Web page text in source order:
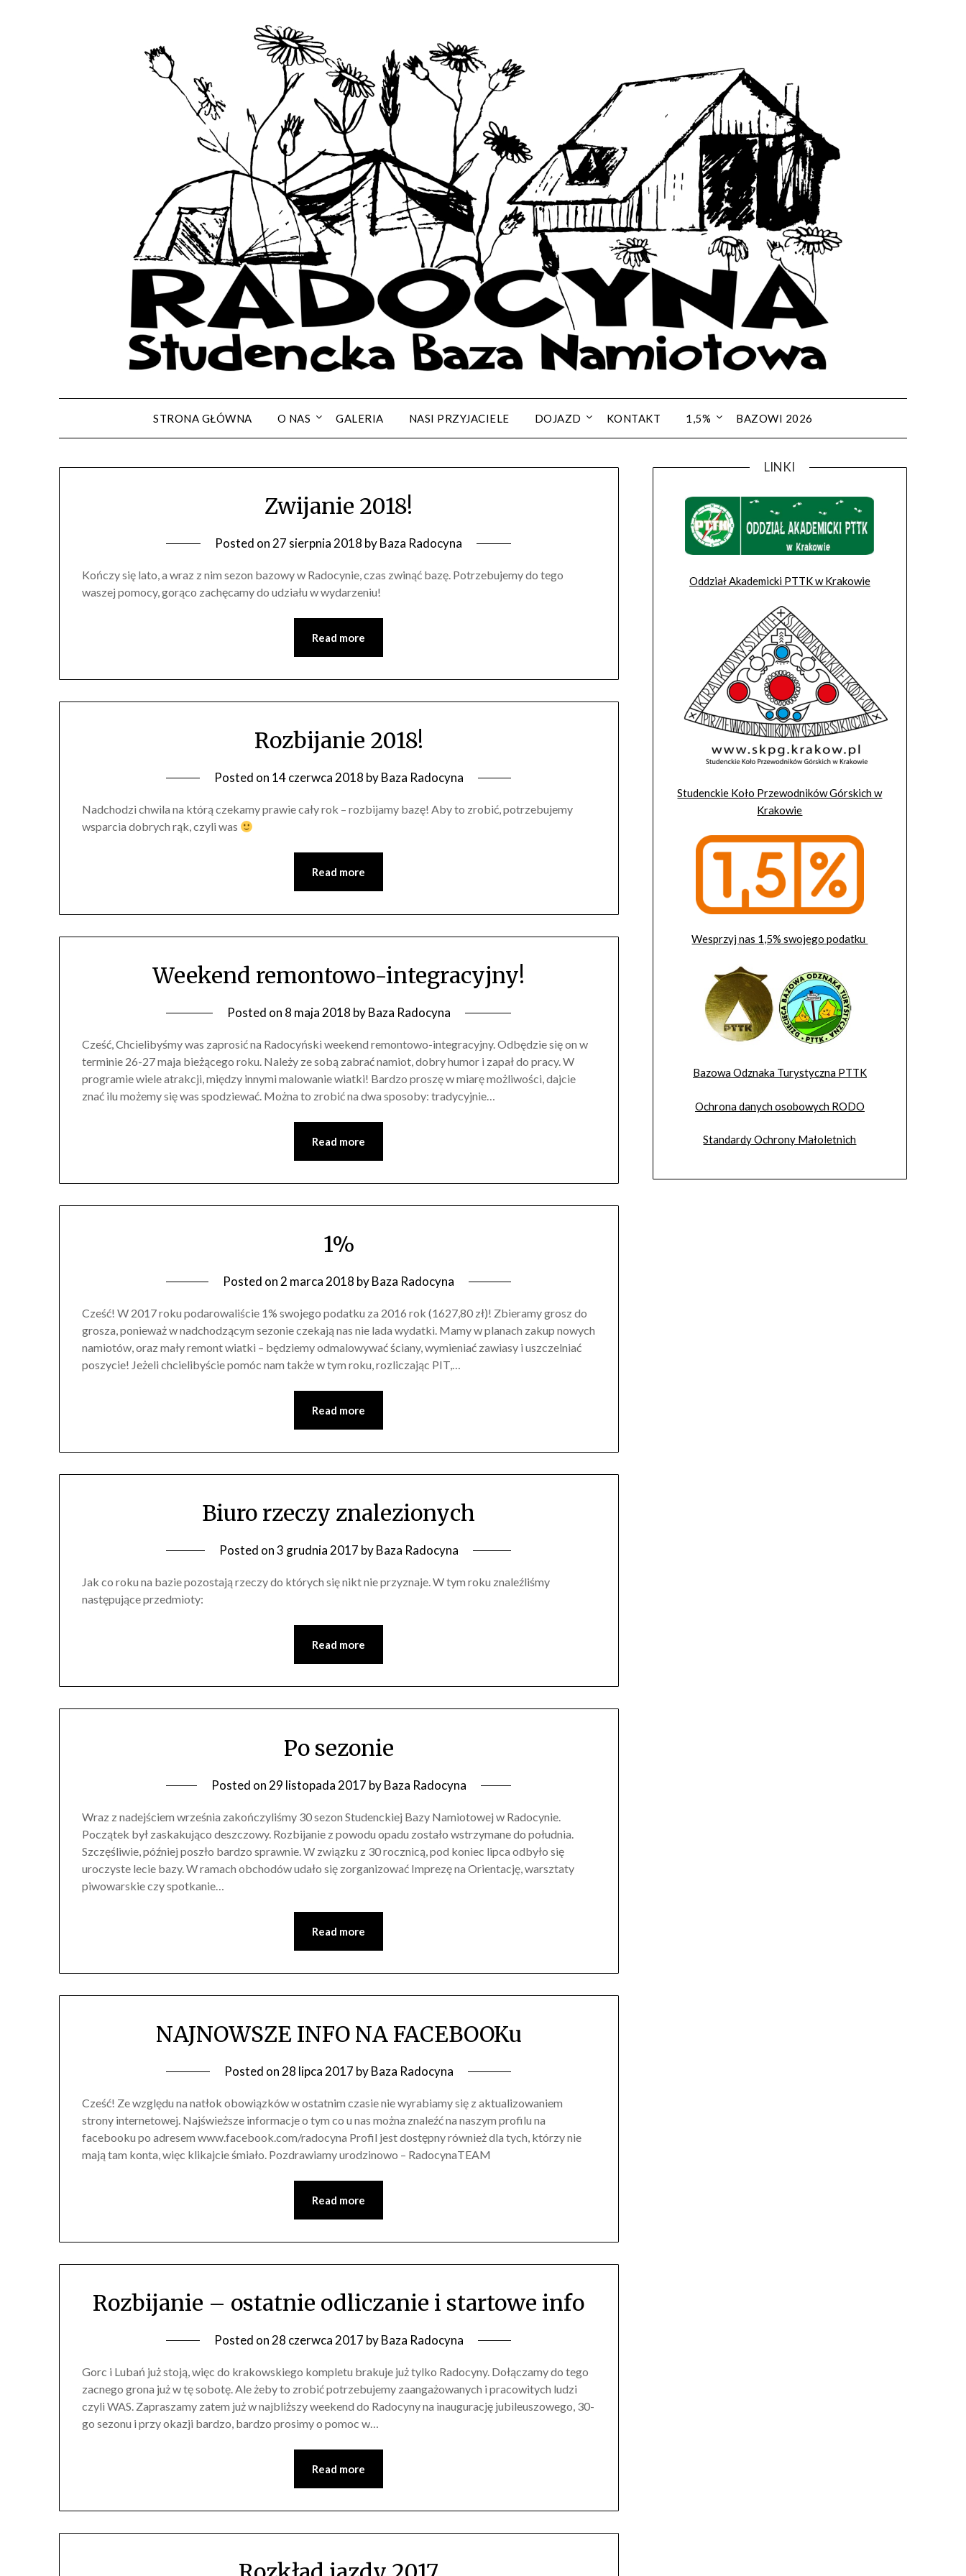
STRONA GŁÓWNA O NAS GALERIA NASI PRZYJACIELE DOJAZD KONTAKT 1,5% BAZOWI 2026
Zwijanie 2018!
Posted on 27 sierpnia 2018 byBaza Radocyna
Kończy się lato, a wraz z nim sezon bazowy w Radocynie, czas zwinąć bazę. Potrzebujemy do tego
waszej pomocy, gorąco zachęcamy do udziału w wydarzeniu!
Read more
Rozbijanie 2018!
Posted on 14 czerwca 2018 byBaza Radocyna
Nadchodzi chwila na którą czekamy prawie cały rok – rozbijamy bazę! Aby to zrobić, potrzebujemy
wsparcia dobrych rąk, czyli was
Read more
Weekend remontowo-integracyjny!
Posted on 8 maja 2018 byBaza Radocyna
Cześć, Chcielibyśmy was zaprosić na Radocyński weekend remontowo-integracyjny. Odbędzie się on w
terminie 26-27 maja bieżącego roku. Należy ze sobą zabrać namiot, dobry humor i zapał do pracy. W
programie wiele atrakcji, między innymi malowanie wiatki! Bardzo proszę w miarę możliwości, dajcie
znać ilu możemy się was spodziewać. Można to zrobić na dwa sposoby: tradycyjnie…
Read more
1%
Posted on 2 marca 2018 byBaza Radocyna
Cześć! W 2017 roku podarowaliście 1% swojego podatku za 2016 rok (1627,80 zł)! Zbieramy grosz do
grosza, ponieważ w nadchodzącym sezonie czekają nas nie lada wydatki. Mamy w planach zakup nowych
namiotów, oraz mały remont wiatki – będziemy odmalowywać ściany, wymieniać zawiasy i uszczelniać
poszycie! Jeżeli chcielibyście pomóc nam także w tym roku, rozliczając PIT,…
Read more
Biuro rzeczy znalezionych
Posted on3 grudnia 2017 byBaza Radocyna
Jak co roku na bazie pozostają rzeczy do których się nikt nie przyznaje. W tym roku znaleźliśmy
następujące przedmioty:
Read more
Po sezonie
Posted on 29 listopada 2017 byBaza Radocyna
Wraz z nadejściem września zakończyliśmy 30 sezon Studenckiej Bazy Namiotowej w Radocynie.
Początek był zaskakująco deszczowy. Rozbijanie z powodu opadu zostało wstrzymane do południa.
Szczęśliwie, później poszło bardzo sprawnie. W związku z 30 rocznicą, pod koniec lipca odbyło się
uroczyste lecie bazy. W ramach obchodów udało się zorganizować Imprezę na Orientację, warsztaty
piwowarskie czy spotkanie…
Read more
NAJNOWSZE INFO NA FACEBOOKu
Posted on 28 lipca 2017 byBaza Radocyna
Cześć! Ze względu na natłok obowiązków w ostatnim czasie nie wyrabiamy się z aktualizowaniem
strony internetowej. Najświeższe informacje o tym co u nas można znaleźć na naszym profilu na
facebooku po adresem www.facebook.com/radocyna Profil jest dostępny również dla tych, którzy nie
mają tam konta, więc klikajcie śmiało. Pozdrawiamy urodzinowo – RadocynaTEAM
Read more
Rozbijanie – ostatnie odliczanie i startowe info
Posted on 28 czerwca 2017 byBaza Radocyna
Gorc i Lubań już stoją, więc do krakowskiego kompletu brakuje już tylko Radocyny. Dołączamy do tego
zacnego grona już w tę sobotę. Ale żeby to zrobić potrzebujemy zaangażowanych i pracowitych ludzi
czyli WAS. Zapraszamy zatem już w najbliższy weekend do Radocyny na inaugurację jubileuszowego, 30-
go sezonu i przy okazji bardzo, bardzo prosimy o pomoc w…
Read more
LINKI
Oddział Akademicki PTTK w Krakowie
Studenckie Koło Przewodników Górskich w
Krakowie
Wesprzyj nas 1,5% swojego podatku
Bazowa Odznaka Turystyczna PTTK
Ochrona danych osobowych RODO
Standardy Ochrony Małoletnich